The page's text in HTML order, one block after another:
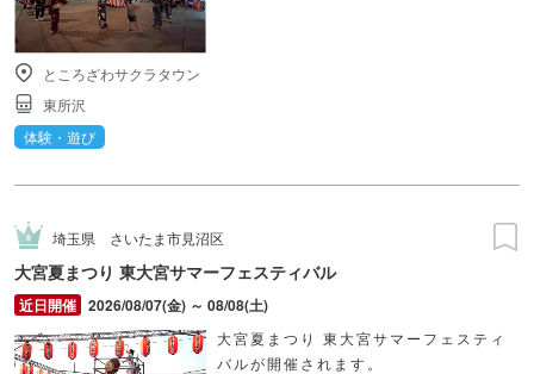
ところざわサクラタウン
東所沢
体験・遊び
埼玉県 さいたま市見沼区
大宮夏まつり 東大宮サマーフェスティバル
2026/08/07(金) ～ 08/08(土)
大宮夏まつり 東大宮サマーフェスティ
バルが開催されます。